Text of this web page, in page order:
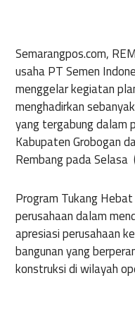
Semarangpos.com,
usaha PT Semen
menggelar kegiatan
menghadirkan
yang tergabung dalam
Kabupaten Grobogan
Rembang pada
Program Tukang
perusahaan dalam
apresiasi perusahaan
bangunan yang
konstruksi di wilayah